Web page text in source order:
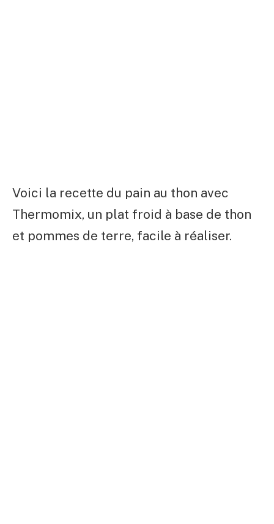
Voici la recette du pain au thon avec
Thermomix, un plat froid à base de thon
et pommes de terre, facile à réaliser.